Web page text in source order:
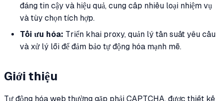
đáng tin cậy và hiệu quả, cung cấp nhiều loại nhiệm vụ
và tùy chọn tích hợp.
Tối ưu hóa: Triển khai proxy, quản lý tần suất yêu cầu
và xử lý lỗi để đảm bảo tự động hóa mạnh mẽ.
Giới thiệu
Tự động hóa web thường gặp phải CAPTCHA, được thiết kế